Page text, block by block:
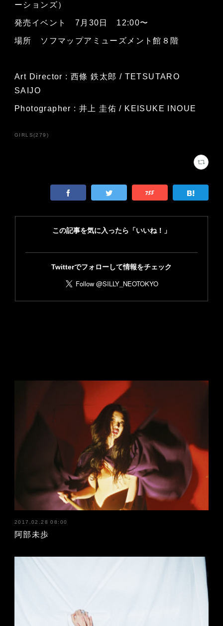
ーションズ）
発売イベント 7月30日 12:00〜
場所 ソフマップアミューズメント館８階
Art Director : 西條 鉄太郎 / TETSUTARO
SAIJO
Photographer : 井上 圭佑 / KEISUKE INOUE
GIRLS(279 )
2017.02.28 08:00
阿部未歩